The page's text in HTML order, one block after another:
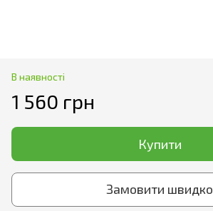
В наявності
1 560 грн
Купити
Замовити швидко